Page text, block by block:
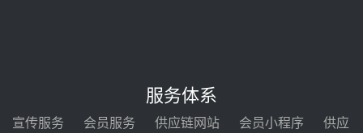
电机组灵活性改造项目三元液态盐
采购合同
服务体系
宣传服务 会员服务 供应链网站 会员小程序
供应